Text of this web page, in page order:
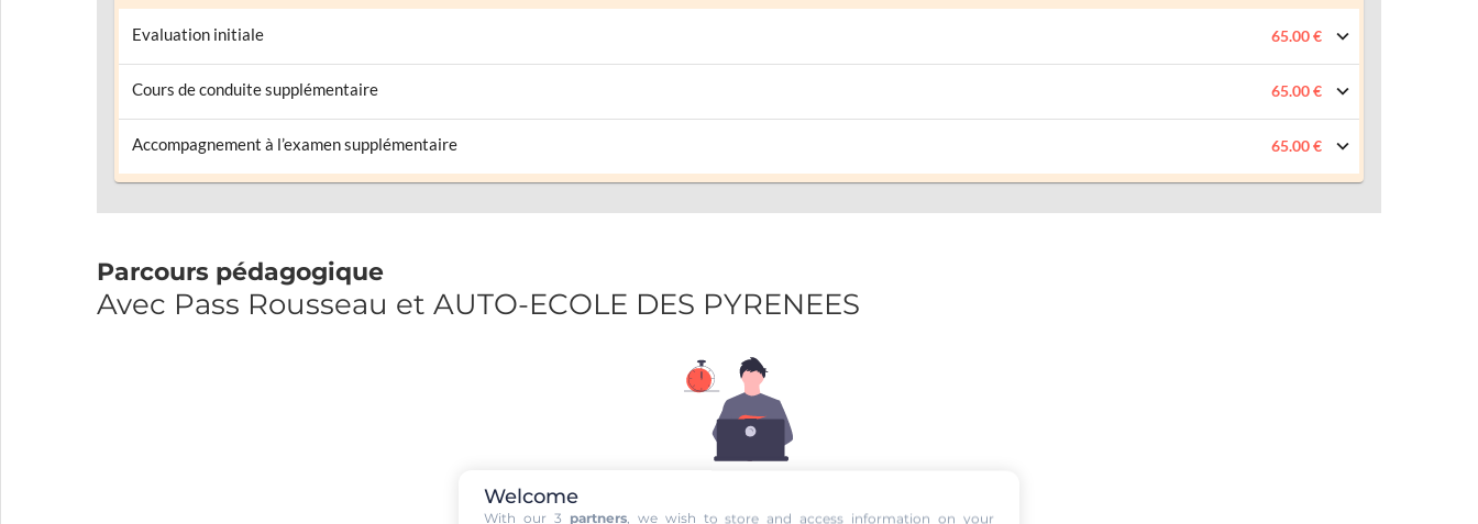
Evaluation initiale 65.00 €
Cours de conduite supplémentaire 65.00 €
Accompagnement à l’examen supplémentaire 65.00 €
Parcours pédagogique
Avec Pass Rousseau et AUTO-ECOLE DES PYRENEES
Welcome
With our 3 partners, we wish to store and access information on your